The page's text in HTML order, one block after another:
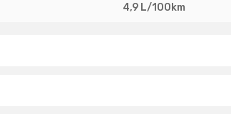
4,9 L/100km